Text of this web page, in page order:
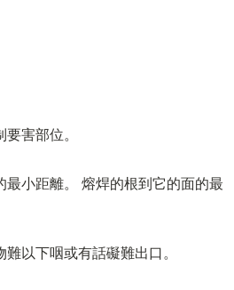
害部位。
最小距離。 熔焊的根到它的面的最
以下咽或有話礙難出口。